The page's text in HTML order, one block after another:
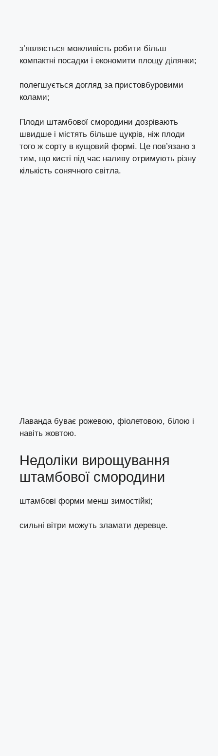
з’являється можливість робити більш
компактні посадки і економити площу ділянки;
полегшується догляд за пристовбуровими
колами;
Плоди штамбової смородини дозрівають
швидше і містять більше цукрів, ніж плоди
того ж сорту в кущовий формі. Це пов’язано з
тим, що кисті під час наливу отримують різну
кількість сонячного світла.
Лаванда буває рожевою, фіолетовою, білою і
навіть жовтою.
Недоліки вирощування
штамбової смородини
штамбові форми менш зимостійкі;
сильні вітри можуть зламати деревце.